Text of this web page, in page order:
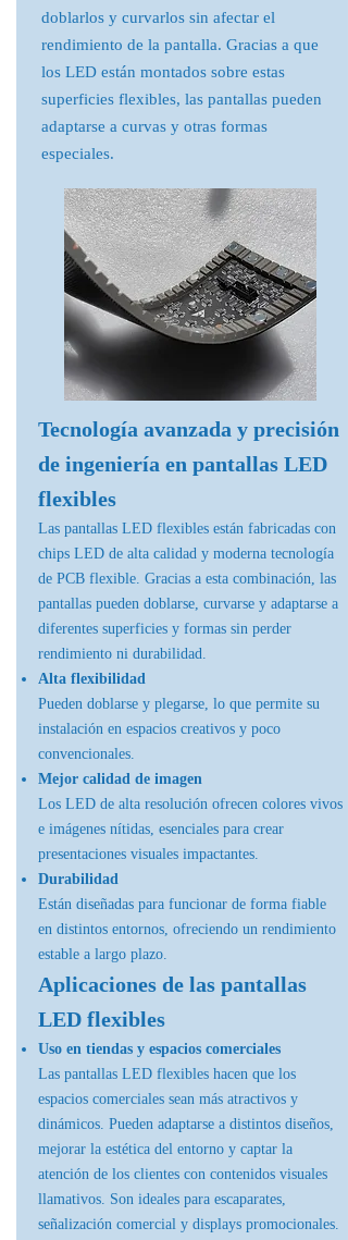
doblarlos y curvarlos sin afectar el
rendimiento de la pantalla. Gracias a que
los LED están montados sobre estas
superficies flexibles, las pantallas pueden
adaptarse a curvas y otras formas
especiales.
Tecnología avanzada y precisión
de ingeniería en pantallas LED
flexibles
Las pantallas LED flexibles están fabricadas con
chips LED de alta calidad y moderna tecnología
de PCB flexible. Gracias a esta combinación, las
pantallas pueden doblarse, curvarse y adaptarse a
diferentes superficies y formas sin perder
rendimiento ni durabilidad.
Alta flexibilidad
Pueden doblarse y plegarse, lo que permite su
instalación en espacios creativos y poco
convencionales.
Mejor calidad de imagen
Los LED de alta resolución ofrecen colores vivos
e imágenes nítidas, esenciales para crear
presentaciones visuales impactantes.
Durabilidad
Están diseñadas para funcionar de forma fiable
en distintos entornos, ofreciendo un rendimiento
estable a largo plazo.
Aplicaciones de las pantallas
LED flexibles
Uso en tiendas y espacios comerciales
Las pantallas LED flexibles hacen que los
espacios comerciales sean más atractivos y
dinámicos. Pueden adaptarse a distintos diseños,
mejorar la estética del entorno y captar la
atención de los clientes con contenidos visuales
llamativos. Son ideales para escaparates,
señalización comercial y displays promocionales.